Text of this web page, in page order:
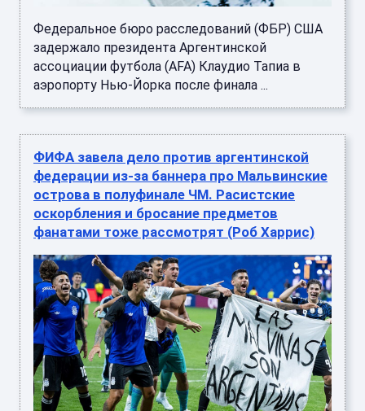
Федеральное бюро расследований (ФБР) США
задержало президента Аргентинской
ассоциации футбола (AFA) Клаудио Тапиа в
аэропорту Нью-Йорка после финала ...
ФИФА завела дело против аргентинской
федерации из-за баннера про Мальвинские
острова в полуфинале ЧМ. Расистские
оскорбления и бросание предметов
фанатами тоже рассмотрят (Роб Харрис)